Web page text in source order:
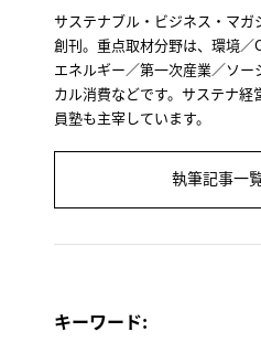
サステナブル・ビジネス・マ
創刊。重点取材分野は、環境／
エネルギー／第一次産業／ソ
カル消費などです。サステナ
員塾も主宰しています。
執筆記事一
キーワード: